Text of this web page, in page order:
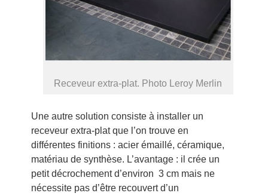
Receveur extra-plat. Photo Leroy Merlin
Une autre solution consiste à installer un
receveur extra-plat que l’on trouve en
différentes finitions : acier émaillé, céramique,
matériau de synthèse. L’avantage : il crée un
petit décrochement d’environ 3 cm mais ne
nécessite pas d’être recouvert d’un